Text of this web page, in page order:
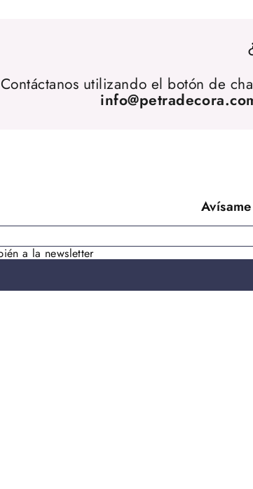
Contáctanos utilizando el botón de